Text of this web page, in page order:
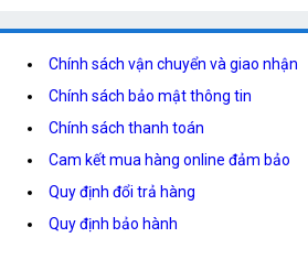
Chính sách vận chuyển và giao nhận
Chính sách bảo mật thông tin
Chính sách thanh toán
Cam kết mua hàng online đảm bảo
Quy định đổi trả hàng
Quy định bảo hành